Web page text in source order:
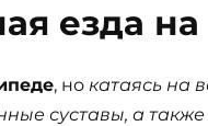
езда
, но катаясь на
суставы, а также